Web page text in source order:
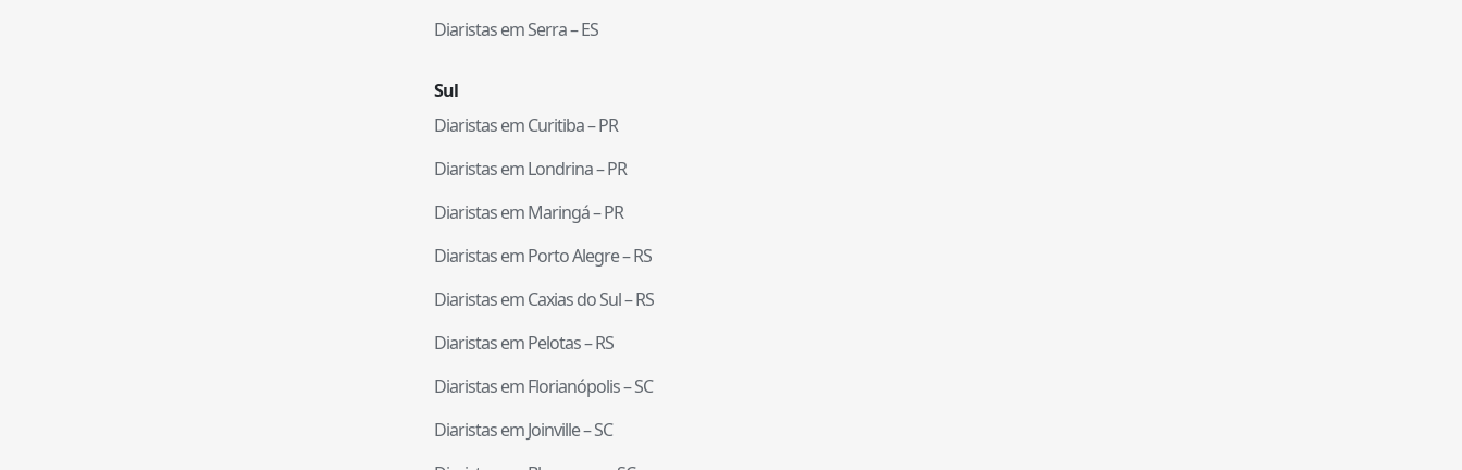
Diaristas emSerra–ES
Sul
Diaristas emCuritiba–PR
Diaristas emLondrina–PR
Diaristas emMaringá–PR
Diaristas emPorto Alegre–RS
Diaristas emCaxias do Sul–RS
Diaristas emPelotas–RS
Diaristas emFlorianópolis–SC
Diaristas emJoinville–SC